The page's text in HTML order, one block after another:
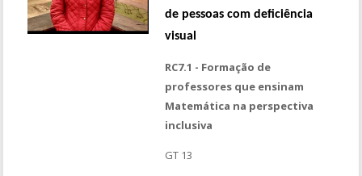
de pessoas com deficiência
visual
RC7.1 - Formação de
professores que ensinam
Matemática na perspectiva
inclusiva
GT 13